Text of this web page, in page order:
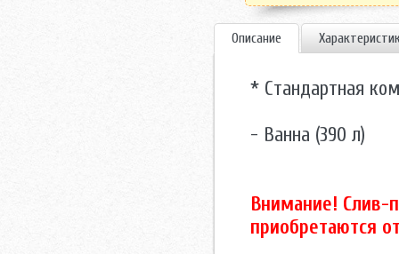
Описание
* Стандартная
- Ванна (390 л)
Внимание! Слив-
приобретаются